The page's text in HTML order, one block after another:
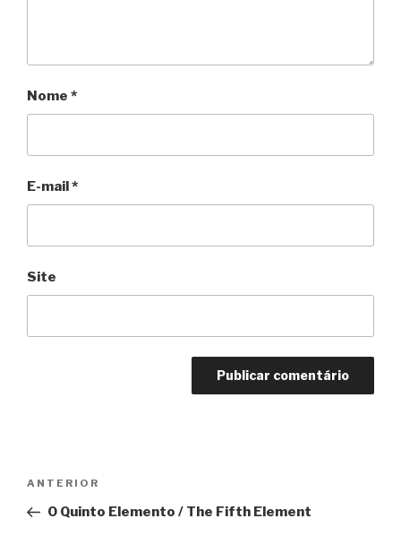
Nome *
E-mail *
Site
Post
Anterior
ANTERIOR
O Quinto Elemento / The Fifth Element